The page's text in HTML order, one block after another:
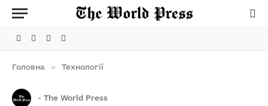
Facebook
Telegram
Instagram
X
Головна » Технології
- The World Press